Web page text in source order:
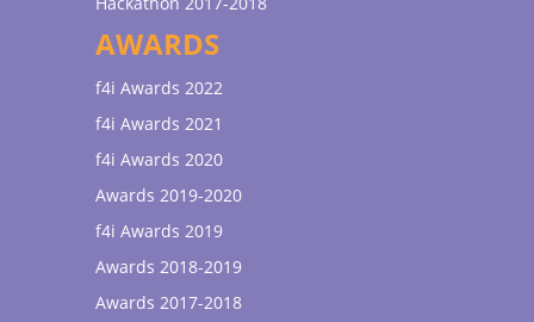
AWARDS
f4i Awards 2022
f4i Awards 2021
f4i Awards 2020
Awards 2019-2020
f4i Awards 2019
Awards 2018-2019
Awards 2017-2018